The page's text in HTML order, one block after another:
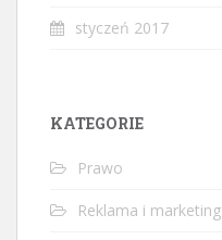
styczeń 2017
KATEGORIE
Prawo
Reklama i marketing